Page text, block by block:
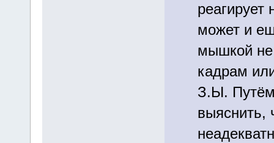
реагирует
может и
мышкой не
кадрам
З.Ы. Путём
выяснить,